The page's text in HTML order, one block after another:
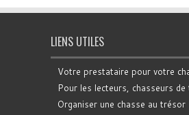
LIENS UTILES
Votre prestataire pour votre
Pour les lecteurs, chasseurs
Organiser une chasse au trésor